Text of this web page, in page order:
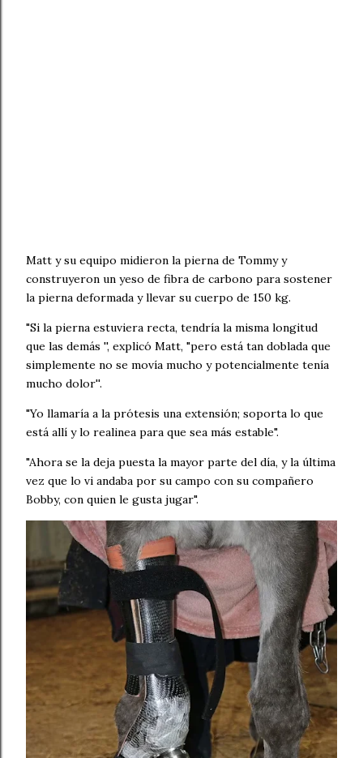
Matt y su equipo midieron la pierna de Tommy y
construyeron un yeso de fibra de carbono para sostener
la pierna deformada y llevar su cuerpo de 150 kg.
"Si la pierna estuviera recta, tendría la misma longitud
que las demás '', explicó Matt, "pero está tan doblada que
simplemente no se movía mucho y potencialmente tenía
mucho dolor''.
"Yo llamaría a la prótesis una extensión; soporta lo que
está allí y lo realinea para que sea más estable".
"Ahora se la deja puesta la mayor parte del día, y la última
vez que lo vi andaba por su campo con su compañero
Bobby, con quien le gusta jugar".